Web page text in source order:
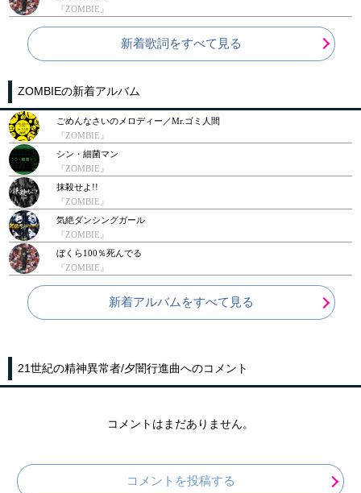
『ZOMBIE』
新着歌詞をすべて見る
ZOMBIEの新着アルバム
ごめんなさいのメロディー／Mr.ゴミ人間
『ZOMBIE』
シン・細菌マン
『ZOMBIE』
抹殺せよ!!
『ZOMBIE』
気絶ダンシングガール
『ZOMBIE』
ぼくら100％死んでる
『ZOMBIE』
新着アルバムをすべて見る
21世紀の精神異常者/夕闇行進曲へのコメント
コメントはまだありません。
コメントを投稿する